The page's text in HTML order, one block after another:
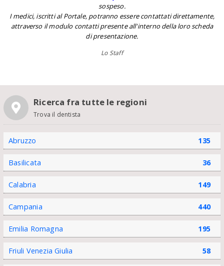
sospeso.
I medici, iscritti al Portale, potranno essere contattati direttamente,
attraverso il modulo contatti presente all'interno della loro scheda
di presentazione.
Lo Staff
Ricerca fra tutte le regioni
Trova il dentista
Abruzzo 135
Basilicata 36
Calabria 149
Campania 440
Emilia Romagna 195
Friuli Venezia Giulia 58